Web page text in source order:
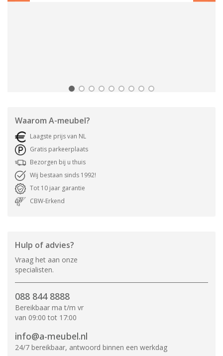
Waarom A-meubel?
Laagste prijs van NL
Gratis parkeerplaats
Bezorgen bij u thuis
Wij bestaan sinds 1992!
Tot 10 jaar garantie
CBW-Erkend
Hulp of advies?
Vraag het aan onze
specialisten.
088 844 8888
Bereikbaar ma t/m vr
van 09:00 tot 17:00
info@a-meubel.nl
24/7 bereikbaar, antwoord binnen een werkdag